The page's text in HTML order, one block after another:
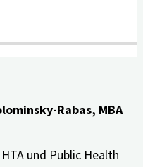
Rabas, MBA
und Public Health